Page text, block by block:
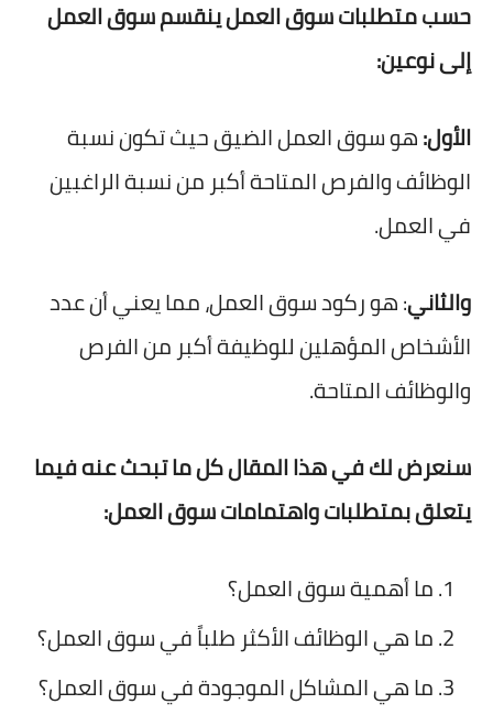
حسب متطلبات سوق العمل ينقسم سوق العمل
إلى نوعين:
الأول:هو سوق العمل الضيق حيث تكون نسبة
الوظائف والفرص المتاحة أكبر من نسبة الراغبين
في العمل.
والثاني: هو ركود سوق العمل، مما يعني أن عدد
الأشخاص المؤهلين للوظيفة أكبر من الفرص
والوظائف المتاحة.
سنعرض لك في هذا المقال كل ما تبحث عنه فيما
يتعلق بمتطلبات واهتمامات سوق العمل:
ما أهمية سوق العمل؟
ما هي الوظائف الأكثر طلباً في سوق العمل؟
ما هي المشاكل الموجودة في سوق العمل؟